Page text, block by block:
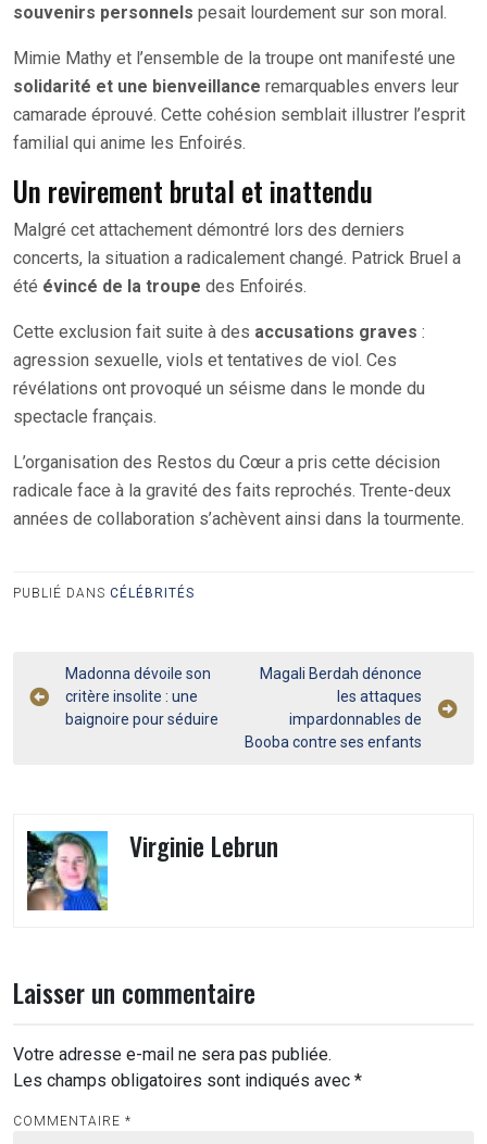
souvenirs personnels pesait lourdement sur son moral.
Mimie Mathy et l’ensemble de la troupe ont manifesté une
solidarité et une bienveillance remarquables envers leur
camarade éprouvé. Cette cohésion semblait illustrer l’esprit
familial qui anime les Enfoirés.
Un revirement brutal et inattendu
Malgré cet attachement démontré lors des derniers
concerts, la situation a radicalement changé. Patrick Bruel a
été évincé de la troupe des Enfoirés.
Cette exclusion fait suite à des accusations graves :
agression sexuelle, viols et tentatives de viol. Ces
révélations ont provoqué un séisme dans le monde du
spectacle français.
L’organisation des Restos du Cœur a pris cette décision
radicale face à la gravité des faits reprochés. Trente-deux
années de collaboration s’achèvent ainsi dans la tourmente.
PUBLIÉ DANS CÉLÉBRITÉS
Navigation
de
Madonna dévoile son
critère insolite : une
baignoire pour séduire
Magali Berdah dénonce
les attaques
impardonnables de
Booba contre ses enfants
Virginie Lebrun
Laisser un commentaire
Votre adresse e-mail ne sera pas publiée.
Les champs obligatoires sont indiqués avec *
COMMENTAIRE *